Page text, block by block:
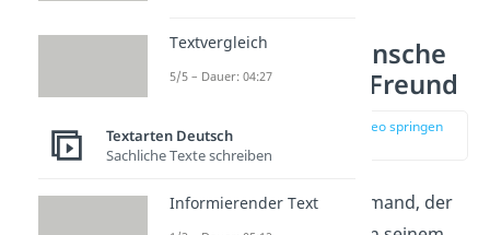
Geburtstagswünsche
für den besten Freund
zur Stelle im Video springen
Einbester Freund
ist jemand, der
Textvergleich
5/5 – Dauer: 04:27
Textarten Deutsch
Sachliche Texte schreiben
Informierender Text